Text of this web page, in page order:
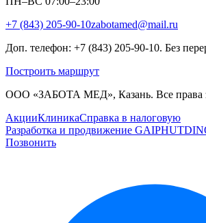
+7 (843) 205-90-10zabotamed@mail.ru
Доп. телефон: +7 (843) 205-90-10. Без
Построить маршрут
ООО «ЗАБОТА МЕД», Казань. Все права
АкцииКлиникаСправка в налоговую
Разработка и продвижение
Позвонить